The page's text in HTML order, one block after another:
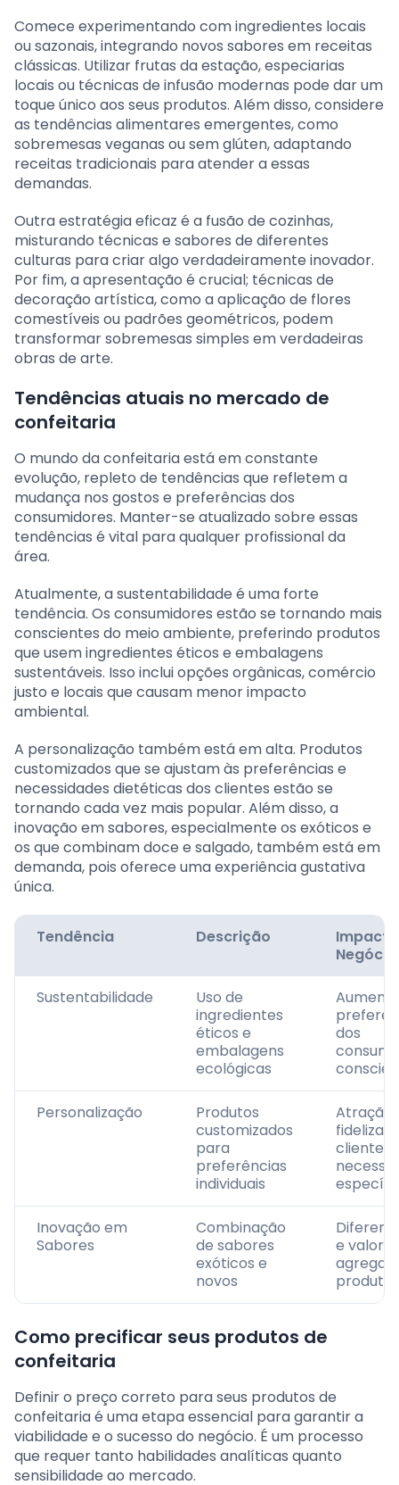
Comece experimentando com ingredientes locais
ou sazonais, integrando novos sabores em receitas
clássicas. Utilizar frutas da estação, especiarias
locais ou técnicas de infusão modernas pode dar um
toque único aos seus produtos. Além disso, considere
as tendências alimentares emergentes, como
sobremesas veganas ou sem glúten, adaptando
receitas tradicionais para atender a essas
demandas.
Outra estratégia eficaz é a fusão de cozinhas,
misturando técnicas e sabores de diferentes
culturas para criar algo verdadeiramente inovador.
Por fim, a apresentação é crucial; técnicas de
decoração artística, como a aplicação de flores
comestíveis ou padrões geométricos, podem
transformar sobremesas simples em verdadeiras
obras de arte.
Tendências atuais no mercado de
confeitaria
O mundo da confeitaria está em constante
evolução, repleto de tendências que refletem a
mudança nos gostos e preferências dos
consumidores. Manter-se atualizado sobre essas
tendências é vital para qualquer profissional da
área.
Atualmente, a sustentabilidade é uma forte
tendência. Os consumidores estão se tornando mais
conscientes do meio ambiente, preferindo produtos
que usem ingredientes éticos e embalagens
sustentáveis. Isso inclui opções orgânicas, comércio
justo e locais que causam menor impacto
ambiental.
A personalização também está em alta. Produtos
customizados que se ajustam às preferências e
necessidades dietéticas dos clientes estão se
tornando cada vez mais popular. Além disso, a
inovação em sabores, especialmente os exóticos e
os que combinam doce e salgado, também está em
demanda, pois oferece uma experiência gustativa
única.
Tendência Descrição
Negócio
Sustentabilidade
Uso de
ingredientes
éticos e
embalagens
ecológicas
dos
Personalização
Produtos
customizados
para
preferências
individuais
Atração
clientes
Inovação em
Sabores
Combinação
de sabores
exóticos e
novos
e valor
produtos
Como precificar seus produtos de
confeitaria
Definir o preço correto para seus produtos de
confeitaria é uma etapa essencial para garantir a
viabilidade e o sucesso do negócio. É um processo
que requer tanto habilidades analíticas quanto
sensibilidade ao mercado.